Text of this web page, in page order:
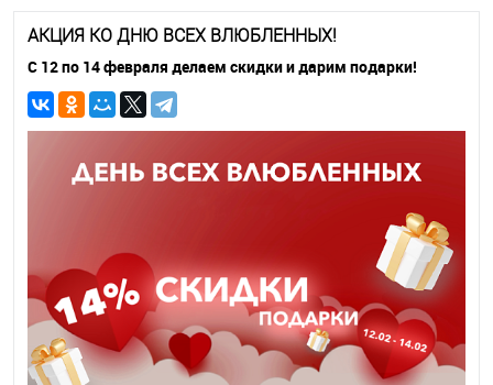
АКЦИЯ КО ДНЮ ВСЕХ ВЛЮБЛЕННЫХ!
C 12 по 14 февраля делаем скидки и дарим подарки!